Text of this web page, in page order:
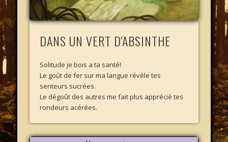
DANS UN VERT D'ABSINTHE
Solitude je bois a ta santé!
Le goût de fer sur ma langue révèle tes
senteurs sucrées.
Le dégoût des autres me fait plus apprécié tes
rondeurs acérées.